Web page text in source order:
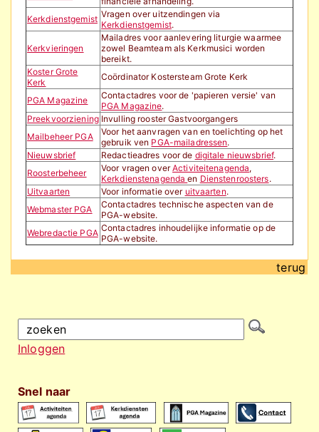
Kerkdienstgemist Vragen over uitzendingen via
Kerkdienstgemist.
Kerkvieringen
Mailadres voor aanlevering liturgie waarmee
zowel Beamteam als Kerkmusici worden
bereikt.
Koster Grote
Kerk
Coördinator Kostersteam Grote Kerk
PGA Magazine
Contactadres voor de 'papieren versie' van
PGA Magazine.
Preekvoorziening Invulling rooster Gastvoorgangers
Mailbeheer PGA
Voor het aanvragen van en toelichting op het
gebruik ven PGA-mailadressen.
Nieuwsbrief
Redactieadres voor de digitale nieuwsbrief.
Roosterbeheer
Voor vragen overActiviteitenagenda,
Kerkdienstenagendaen Dienstenroosters.
Uitvaarten
Voor informatie over uitvaarten.
Webmaster PGA
Contactadres technische aspecten van de
PGA-website.
Webredactie PGA Contactadres inhoudelijke informatie op de
PGA-website.
terug
Inloggen
Snel naar